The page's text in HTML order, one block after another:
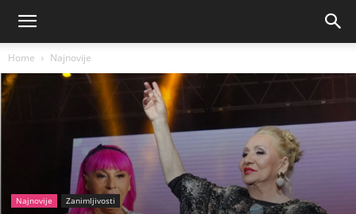
Home Najnovije
Najnovije Zanimljivosti